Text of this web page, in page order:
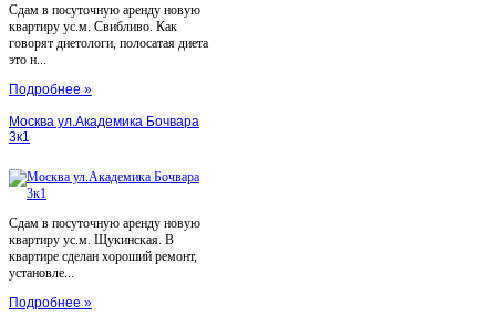
Сдам в посуточную аренду новую
квартиру ус.м. Свибливо. Как
говорят диетологи, полосатая диета
это н...
Подробнее »
Москва ул.Академика Бочвара
3к1
Сдам в посуточную аренду новую
квартиру ус.м. Щукинская. В
квартире сделан хороший ремонт,
установле...
Подробнее »